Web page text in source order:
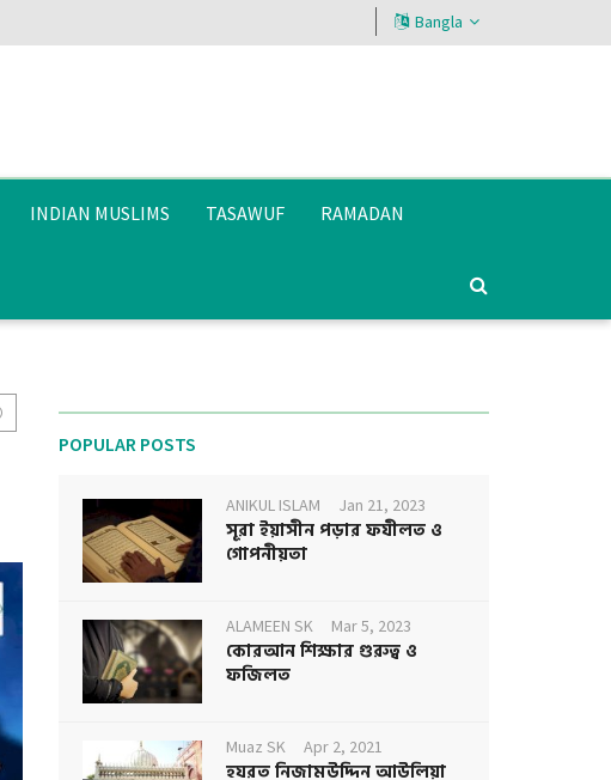
Bangla
INDIAN MUSLIMS TASAWUF RAMADAN
POPULAR POSTS
ANIKUL ISLAM Jan 21, 2023
সূরা ইয়াসীন পড়ার ফযীলত ও
গোপনীয়তা
ALAMEEN SK Mar 5, 2023
কোরআন শিক্ষার গুরুত্ব ও
ফজিলত
Muaz SK Apr 2, 2021
হযরত নিজামউদ্দিন আউলিয়া